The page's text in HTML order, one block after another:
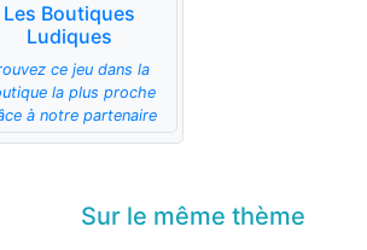
Les Boutiques
Ludiques
ce jeu dans la
la plus proche
à notre partenaire
Sur le même thème